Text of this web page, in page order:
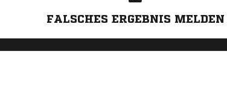
FALSCHES ERGEBNIS MELDEN